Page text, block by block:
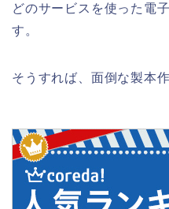
どのサービスを使った電
す。
そうすれば、面倒な製本